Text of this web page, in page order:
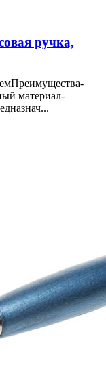
ручка,
материал-